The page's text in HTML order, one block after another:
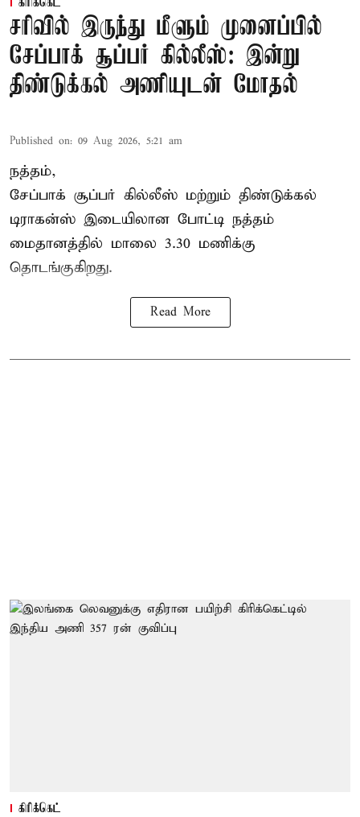
கிரிக்கெட்
சரிவில் இருந்து மீளும் முனைப்பில்
சேப்பாக் சூப்பர் கில்லீஸ்: இன்று
திண்டுக்கல் அணியுடன் மோதல்
Published on: 09 Aug 2026, 5:21 am
நத்தம்,
சேப்பாக் சூப்பர் கில்லீஸ் மற்றும் திண்டுக்கல்
டிராகன்ஸ் இடையிலான போட்டி நத்தம்
மைதானத்தில் மாலை 3.30 மணிக்கு
தொடங்குகிறது.
Read More
கிரிக்கெட்